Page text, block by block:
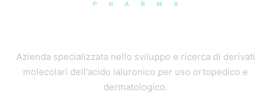
Azienda specializzata nello sviluppo e ricerca di derivati
molecolari dell'acido ialuronico per uso ortopedico e
dermatologico.